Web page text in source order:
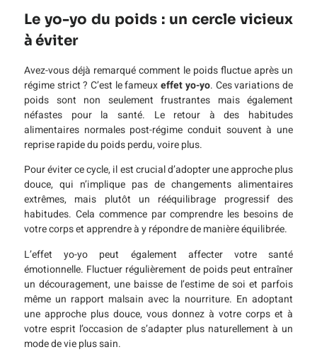
Le yo-yo du poids : un cercle vicieux
à éviter
Avez-vous déjà remarqué comment le poids fluctue après un
régime strict ? C’est le fameuxeffet yo-yo. Ces variations de
poids sont non seulement frustrantes mais également
néfastes pour la santé. Le retour à des habitudes
alimentaires normales post-régime conduit souvent à une
reprise rapide du poids perdu, voire plus.
Pour éviter ce cycle, il est crucial d’adopter une approche plus
douce, qui n’implique pas de changements alimentaires
extrêmes, mais plutôt un rééquilibrage progressif des
habitudes. Cela commence par comprendre les besoins de
votre corps et apprendre à y répondre de manière équilibrée.
L’effet yo-yo peut également affecter votre santé
émotionnelle. Fluctuer régulièrement de poids peut entraîner
un découragement, une baisse de l’estime de soi et parfois
même un rapport malsain avec la nourriture. En adoptant
une approche plus douce, vous donnez à votre corps et à
votre esprit l’occasion de s’adapter plus naturellement à un
mode de vie plus sain.